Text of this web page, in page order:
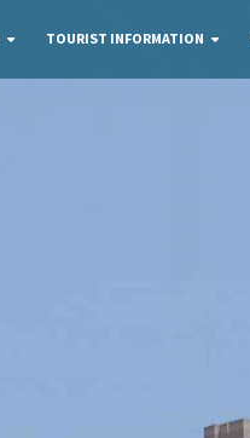
TOURIST INFORMATION